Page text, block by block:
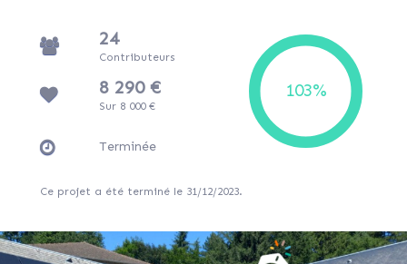
24
Contributeurs
8 290 €
Sur 8 000 €
Terminée
Ce projet a été terminé le 31/12/2023.